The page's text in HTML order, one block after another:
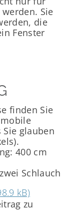
Sie
die
Fenster
finden Sie
glauben
400 cm
Schlauch
kB)
zu